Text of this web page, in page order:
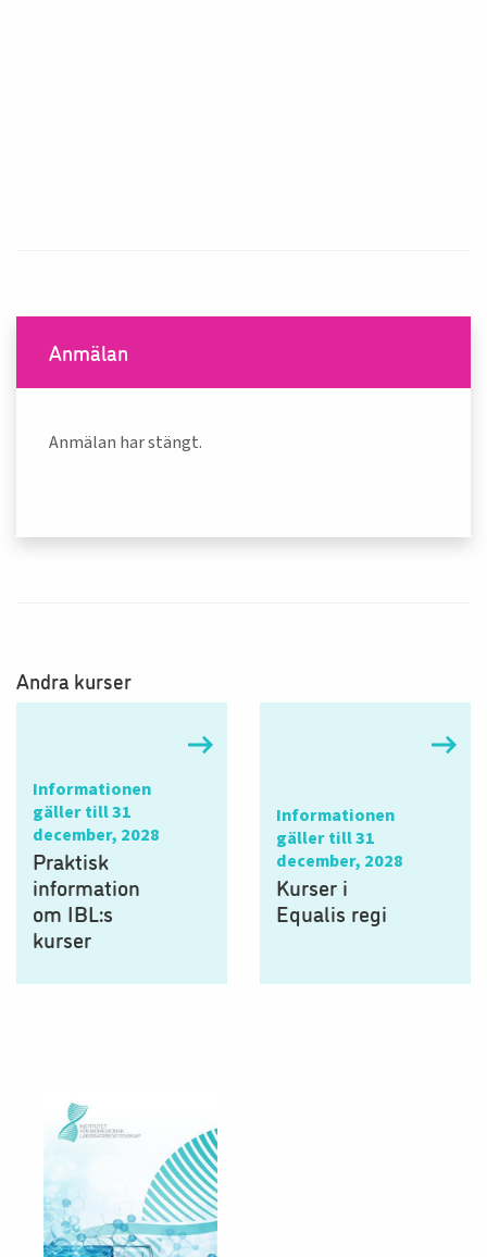
Anmälan
Anmälan har stängt.
Andra kurser
Informationen
gäller till 31
december, 2028
Praktisk
information
om IBL:s
kurser
Informationen
gäller till 31
december, 2028
Kurser i
Equalis regi